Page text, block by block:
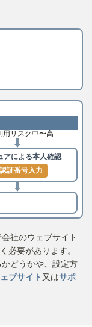
用リスク中〜高
アによる本人確認
認証番号入力
社のウェブサイト
必要があります。
どうかや、設定方
ブサイト 又はサポ